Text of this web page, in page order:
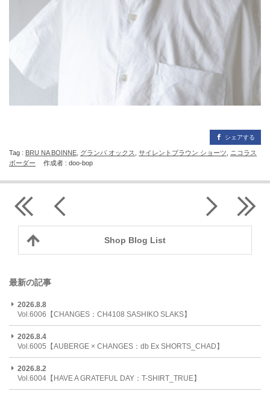
シェアする
Tag : BRU NA BOINNE グランパ オックス サイレントブラウン ショーツ
ニコラス
ボーダー
作成者 : doo-bop
Shop Blog List
最新の記事
2026.8.8
Vol.6006【CHANGES：CH4108 SASHIKO SLAKS】
2026.8.4
Vol.6005【AUBERGE × CHANGES：db Ex SHORTS_CHAD】
2026.8.2
Vol.6004【HAVE A GRATEFUL DAY：T-SHIRT_TRUE】